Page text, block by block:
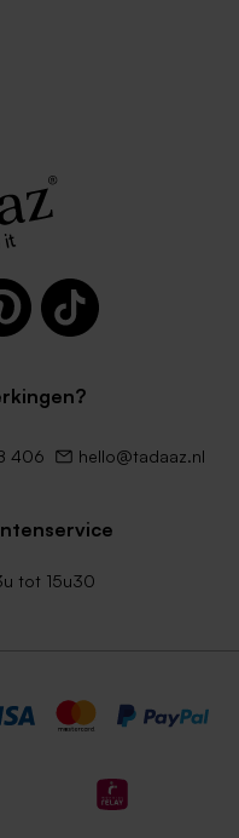
406 hello@tadaaz.nl
tot 15u30